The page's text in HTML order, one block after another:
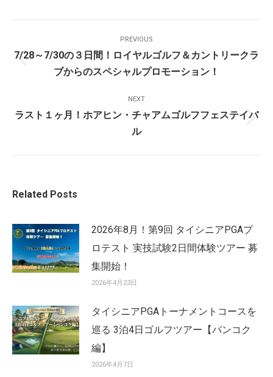
PREVIOUS
Previous
7/28～7/30の３日間！ロイヤルゴルフ＆カントリークラ
ブからのスペシャルプロモーション！
NEXT
Next
ラスト１ヶ月！ホアヒン・チャアムゴルフフェステイバ
ル
Related Posts
2026年8月！第9回 タイシニアPGAプ
ロテスト 実技試験2日間体験ツアー 募
集開始！
2026年4月23日
タイシニアPGAトーナメントコースを
巡る 3泊4日ゴルフツアー【バンコク
編】
2026年4月7日